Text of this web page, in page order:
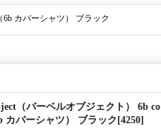
6b カバーシャツ） ブラック
（バーベルオブジェクト） 6b co
カバーシャツ） ブラック [4250]